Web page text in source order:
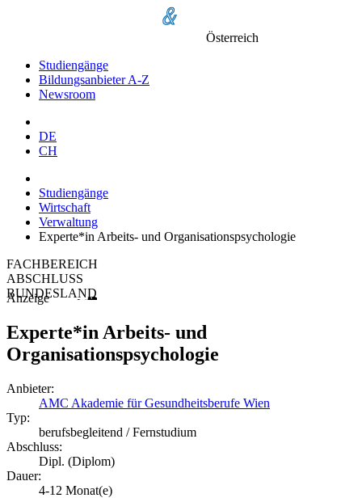
Österreich
Studiengänge
Bildungsanbieter A-Z
Newsroom
DE
CH
Studiengänge
Wirtschaft
Verwaltung
Experte*in Arbeits- und Organisationspsychologie
FACHBEREICH
ABSCHLUSS
BUNDESLAND
Anzeige
Experte*in Arbeits- und
Organisationspsychologie
Anbieter:
AMC Akademie für Gesundheitsberufe Wien
Typ:
berufsbegleitend / Fernstudium
Abschluss:
Dipl. (Diplom)
Dauer:
4-12 Monat(e)